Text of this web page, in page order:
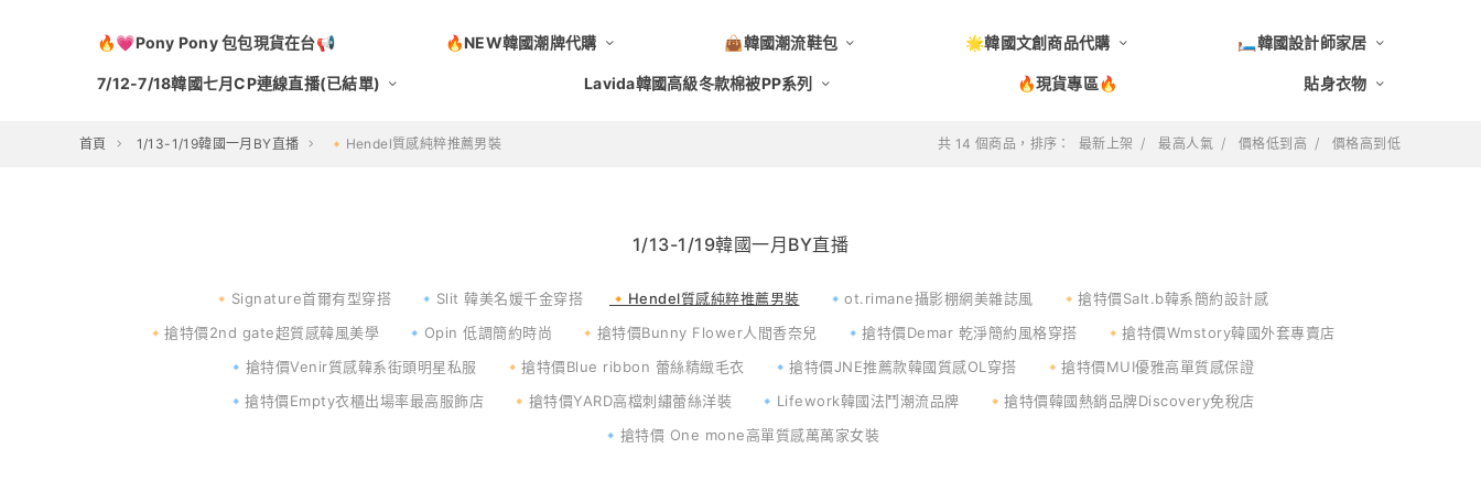
🔥💗Pony Pony 包包現貨在台📢 🔥NEW韓國潮牌代購 👜韓國潮流鞋包 🌟韓國文創商品代購 🛏️韓國設計師家居
7/12-7/18韓國七月CP連線直播(已結單) Lavida韓國高級冬款棉被PP系列 🔥現貨專區🔥 貼身衣物
首頁 1/13-1/19韓國一月BY直播 🔸Hendel質感純粹推薦男裝 共 14 個商品，排序： 最新上架 最高人氣 價格低到高 價格高到低
1/13-1/19韓國一月BY直播
🔸Signature首爾有型穿搭 🔹Slit 韓美名媛千金穿搭 🔸Hendel質感純粹推薦男裝 🔹ot.rimane攝影棚網美雜誌風
🔸搶特價Salt.b韓系簡約設計感
🔸搶特價2nd gate超質感韓風美學
🔹Opin 低調簡約時尚 🔸搶特價Bunny Flower人間香奈兒 🔹搶特價Demar 乾淨簡約風格穿搭
🔸搶特價Wmstory韓國外套專賣店
🔹搶特價Venir質感韓系街頭明星私服
🔸搶特價Blue ribbon 蕾絲精緻毛衣 🔹搶特價JNE推薦款韓國質感OL穿搭
🔸搶特價MUI優雅高單質感保證
🔹搶特價Empty衣櫃出場率最高服飾店
🔸搶特價YARD高檔刺繡蕾絲洋裝 🔹Lifework韓國法鬥潮流品牌
🔸搶特價韓國熱銷品牌Discovery免稅店
🔹搶特價 One mone高單質感萬萬家女裝